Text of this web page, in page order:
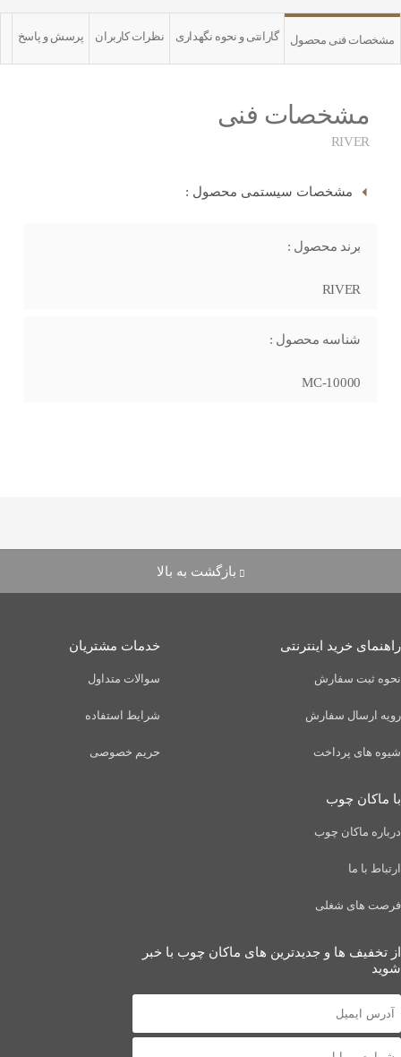
مشخصات فنی محصول گارانتی و نحوه نگهداری نظرات کاربران پرسش و پاسخ
مشخصات فنی
RIVER
مشخصات سیستمی محصول :
برند محصول :
RIVER
شناسه محصول :
MC-10000
بازگشت به بالا
راهنمای خرید اینترنتی
نحوه ثبت سفارش
رویه ارسال سفارش
شیوه های پرداخت
خدمات مشتریان
سوالات متداول
شرایط استفاده
حریم خصوصی
با ماکان چوب
درباره ماکان چوب
ارتباط با ما
فرصت های شغلی
از تخفیف ها و جدیدترین های ماکان چوب با خبر
شوید